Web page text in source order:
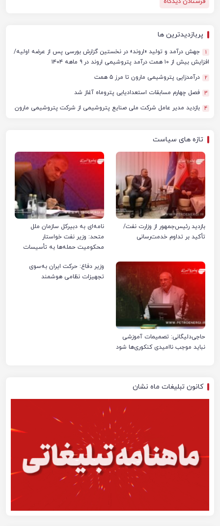
پربازدیدترین ها
1
جهش درآمد و تولید «اروند» در نخستین گزارش بورسی پس از عرضه اولیه/
افزایش بیش از ۱۰ همت درآمد پتروشیمی اروند در ۹ ماهه ۱۴۰۴
2 درآمدزایی پتروشیمی مارون تا مرز ۵ همت
3 فصل چهارم مسابقات استعدادیابی پتروماه آغاز شد
4 بازدید مدیر عامل شرکت ملی صنایع پتروشیمی از شرکت پتروشیمی مارون
تازه های سیاست
بازدید رئیس‌جمهور از وزارت نفت/
تأکید بر تداوم خدمت‌رسانی
نامه‌ای به دبیرکل سازمان ملل
متحد: وزیر نفت خواستار
محکومیت حمله‌ها به تأسیسات
حاجی‌دلیگانی: تصمیمات آموزشی
نباید موجب ناامیدی کنکوری‌ها شود
وزیر دفاع: حرکت ایران به‌سوی
تجهیزات نظامی هوشمند
کانون تبلیغات ماه نشان